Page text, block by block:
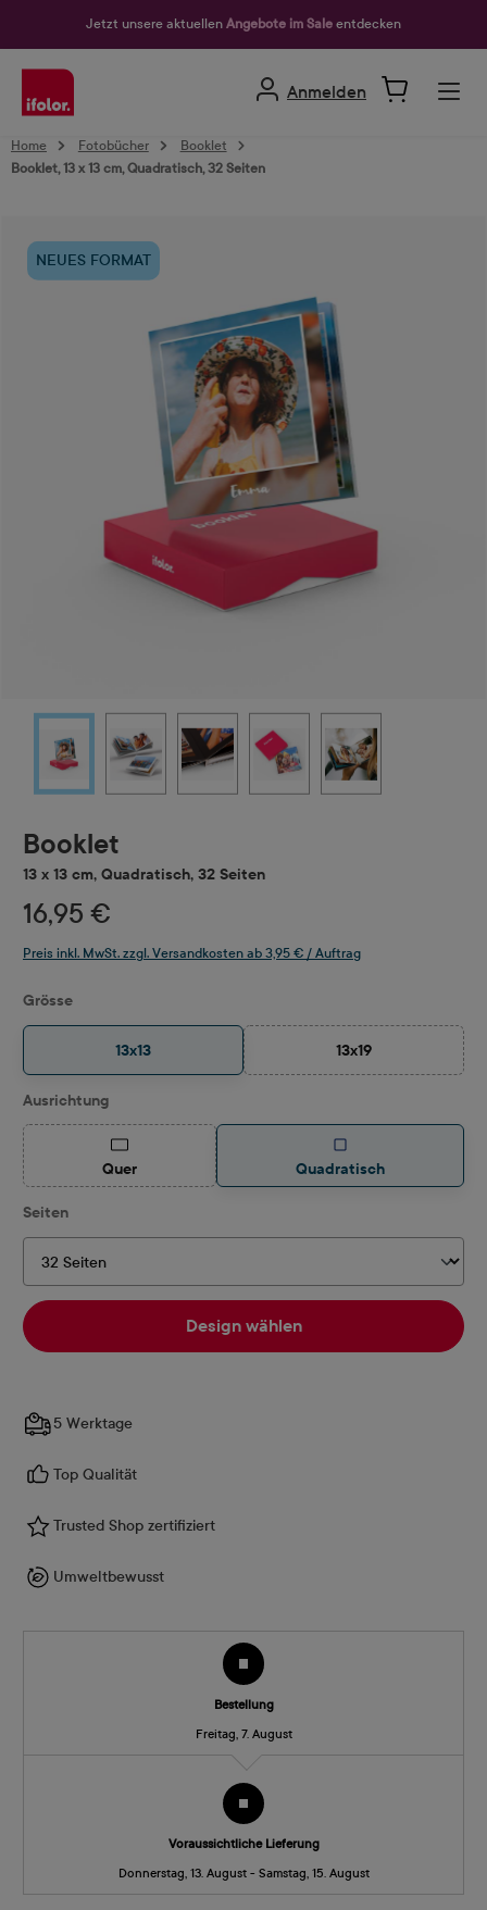
Jetzt unsere aktuellen Angebote im Sale entdecken
Anmelden
Home Fotobücher
Booklet
Booklet, 13 x 13 cm, Quadratisch, 32 Seiten
NEUES FORMAT
Booklet
13 x 13 cm, Quadratisch, 32 Seiten
16,95 €
Preis inkl. MwSt. zzgl. Versandkosten ab 3,95 € / Auftrag
Grösseauswählen
13x13 13x19
(Diese Option ist
Ausrichtungauswählen
Quer(Diese Option ist zurzeit nicht verfügbar.)
Quadratisch
Seitenauswählen
Design wählen
5 Werktage
Top Qualität
Trusted Shop zertifiziert
Umweltbewusst
Bestellung
Freitag, 7. August
Voraussichtliche Lieferung
Donnerstag, 13. August - Samstag, 15. August